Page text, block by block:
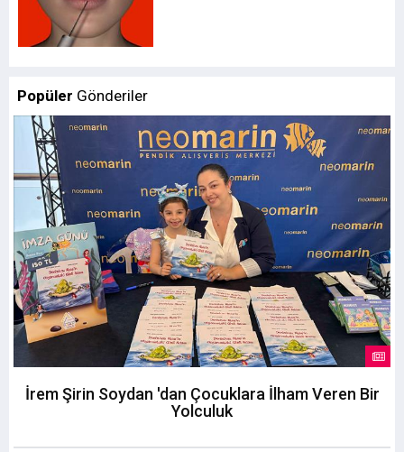
Popüler Gönderiler
İrem Şirin Soydan 'dan Çocuklara İlham Veren Bir
Yolculuk